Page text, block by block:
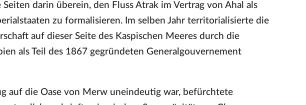
darin überein, den Fluss Atrak im Vertrag von Ahal als
zu formalisieren. Im selben Jahr territorialisierte die
auf dieser Seite des Kaspischen Meeres durch die
als Teil des 1867 gegründeten Generalgouvernement
auf die Oase von Merw uneindeutig war, befürchtete